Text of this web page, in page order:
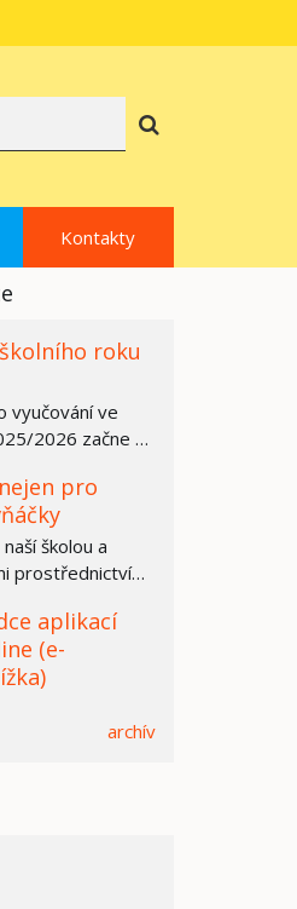
Kontakty
roku
vyučování ve
2026 začne ve
pro
školou a
prostřednictvím
aplikací
(e-
archív